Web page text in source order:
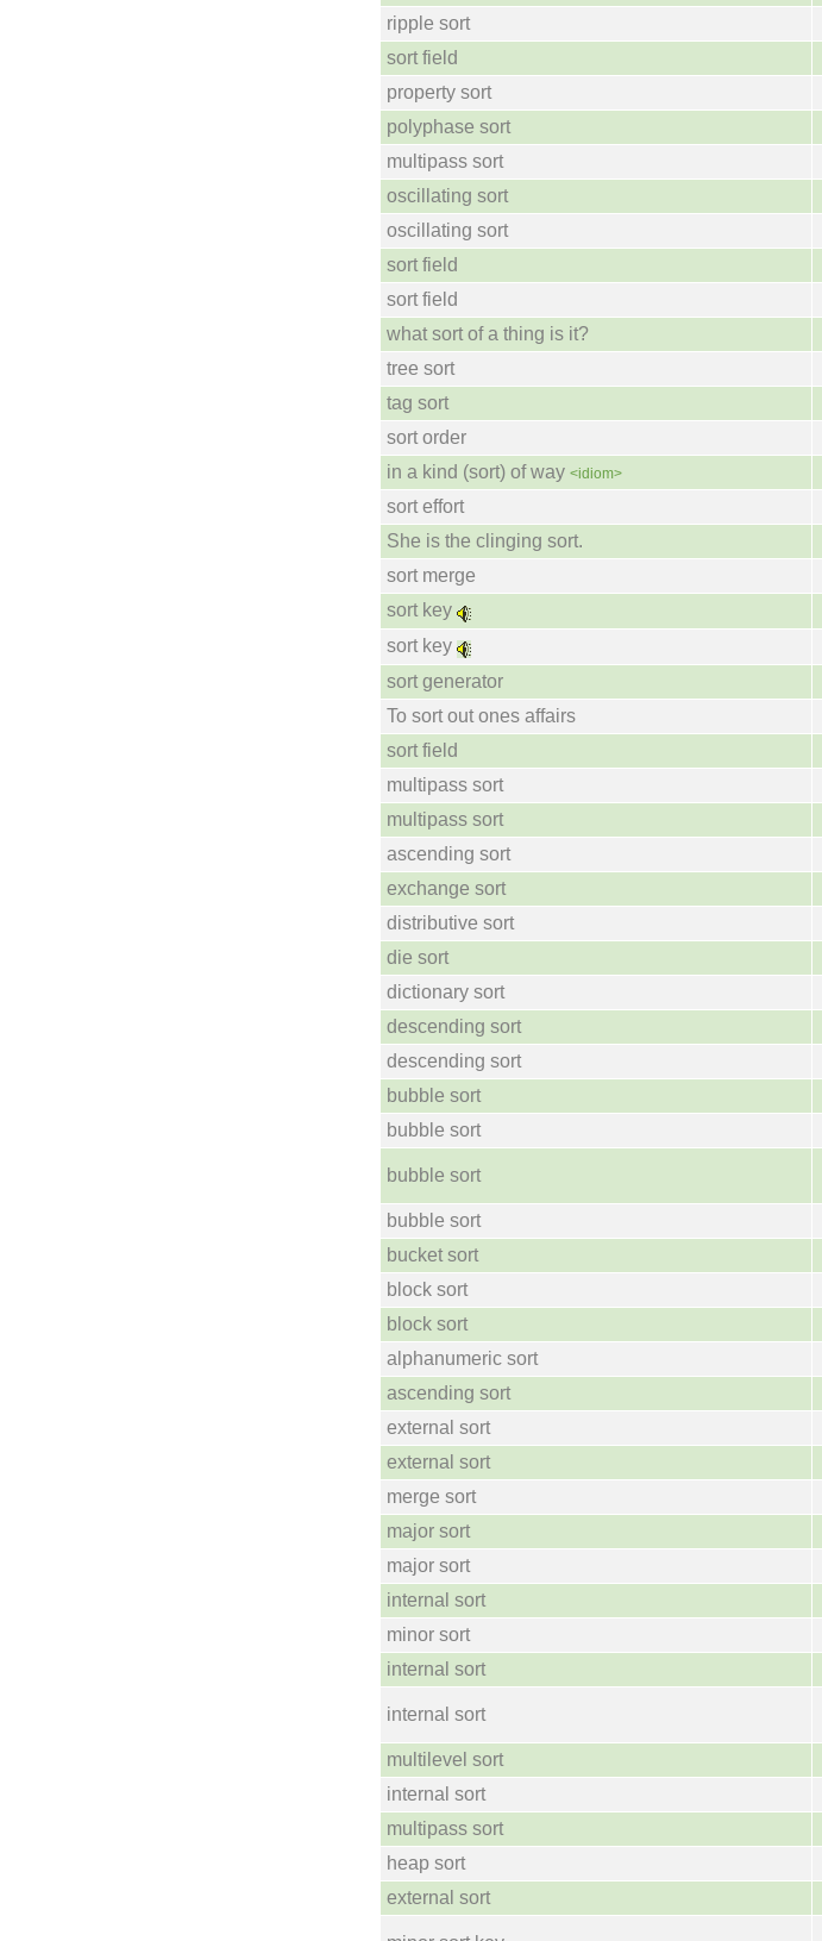
ripple sort
sort field
property sort
polyphase sort
multipass sort
oscillating sort
oscillating sort
sort field
sort field
what sort of a thing is it?
tree sort
tag sort
sort order
in a kind (sort) of way <idiom>
sort effort
She is the clinging sort.
sort merge
sort key
sort key
sort generator
To sort out ones affairs
sort field
multipass sort
multipass sort
ascending sort
exchange sort
distributive sort
die sort
dictionary sort
descending sort
descending sort
bubble sort
bubble sort
bubble sort
bubble sort
bucket sort
block sort
block sort
alphanumeric sort
ascending sort
external sort
external sort
merge sort
major sort
major sort
internal sort
minor sort
internal sort
internal sort
multilevel sort
internal sort
multipass sort
heap sort
external sort